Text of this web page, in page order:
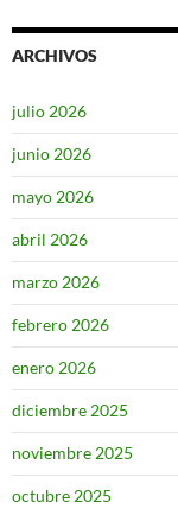
ARCHIVOS
julio 2026
junio 2026
mayo 2026
abril 2026
marzo 2026
febrero 2026
enero 2026
diciembre 2025
noviembre 2025
octubre 2025